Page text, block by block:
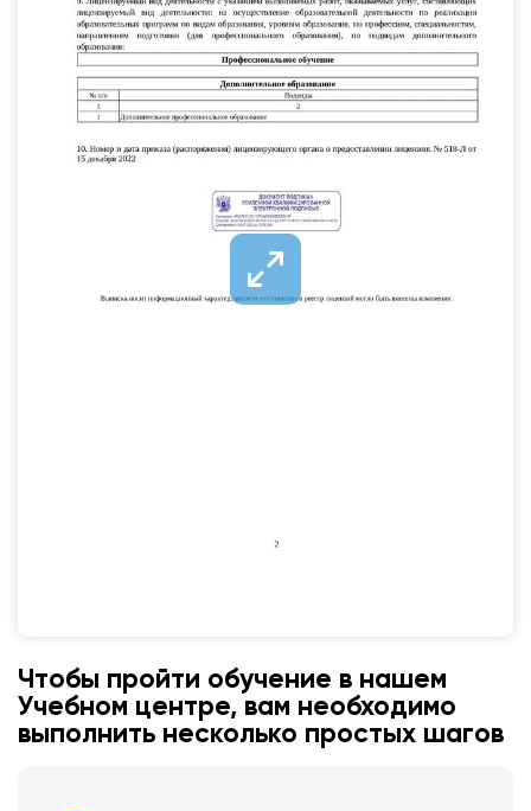
Чтобы пройти обучение в нашем
Учебном центре, вам необходимо
выполнить несколько простых шагов